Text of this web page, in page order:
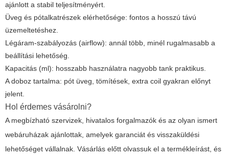
ajánlott a stabil teljesítményért.
Üveg és pótalkatrészek elérhetősége: fontos a hosszú távú
üzemeltetéshez.
Légáram-szabályozás (airflow): annál több, minél rugalmasabb a
beállítási lehetőség.
Kapacitás (ml): hosszabb használatra nagyobb tank praktikus.
A doboz tartalma: pót üveg, tömítések, extra coil gyakran előnyt
jelent.
Hol érdemes vásárolni?
A megbízható szervizek, hivatalos forgalmazók és az olyan ismert
webáruházak ajánlottak, amelyek garanciát és visszaküldési
lehetőséget vállalnak. Vásárlás előtt olvassuk el a termékleírást, és